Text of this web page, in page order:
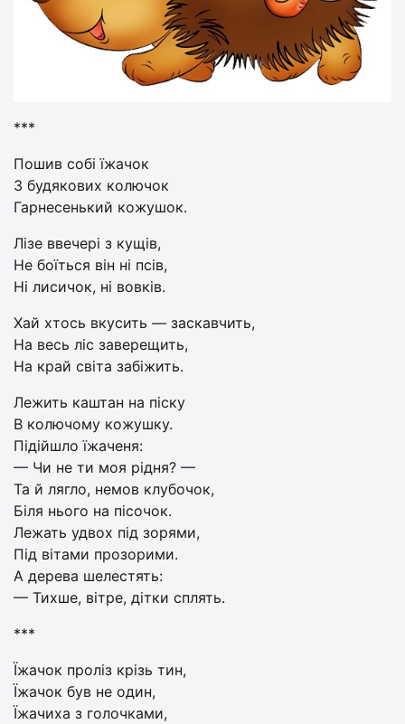
***
Пошив собі їжачок
З будякових колючок
Гарнесенький кожушок.
Лізе ввечері з кущів,
Не боїться він ні псів,
Ні лисичок, ні вовків.
Хай хтось вкусить — заскавчить,
На весь ліс заверещить,
На край світа забіжить.
Лежить каштан на піску
В колючому кожушку.
Підійшло їжаченя:
— Чи не ти моя рідня? —
Та й лягло, немов клубочок,
Біля нього на пісочок.
Лежать удвох під зорями,
Під вітами прозорими.
А дерева шелестять:
— Тихше, вітре, дітки сплять.
***
Їжачок проліз крізь тин,
Їжачок був не один,
Їжачиха з голочками,